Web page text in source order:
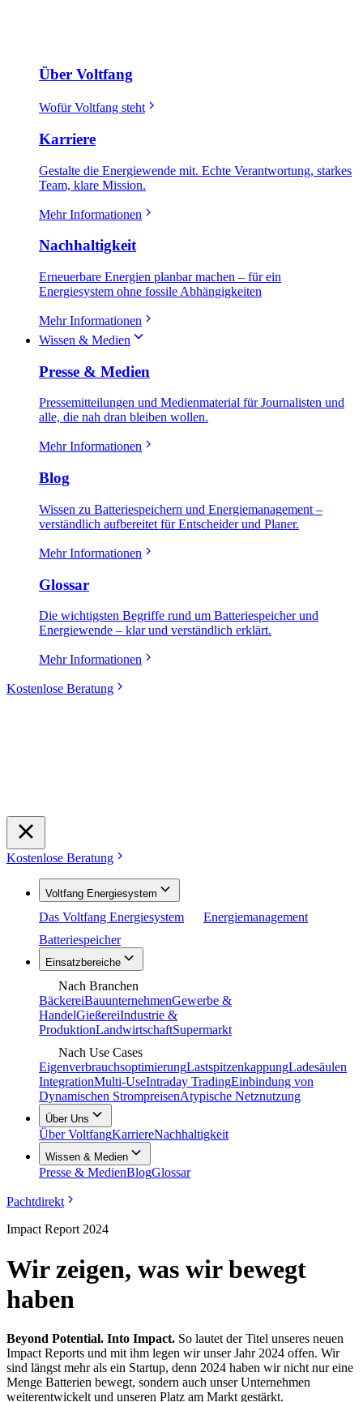
Über Voltfang
Wofür Voltfang steht
Karriere
Gestalte die Energiewende mit. Echte Verantwortung, starkes
Team, klare Mission.
Mehr Informationen
Nachhaltigkeit
Erneuerbare Energien planbar machen – für ein
Energiesystem ohne fossile Abhängigkeiten
Mehr Informationen
Wissen & Medien
Presse & Medien
Pressemitteilungen und Medienmaterial für Journalisten und
alle, die nah dran bleiben wollen.
Mehr Informationen
Blog
Wissen zu Batteriespeichern und Energiemanagement –
verständlich aufbereitet für Entscheider und Planer.
Mehr Informationen
Glossar
Die wichtigsten Begriffe rund um Batteriespeicher und
Energiewende – klar und verständlich erklärt.
Mehr Informationen
Kostenlose Beratung
Kostenlose Beratung
Voltfang Energiesystem
Das Voltfang Energiesystem
Energiemanagement
Batteriespeicher
Einsatzbereiche
Nach Branchen
BäckereiBauunternehmenGewerbe &
HandelGießereiIndustrie &
ProduktionLandwirtschaftSupermarkt
Nach Use Cases
EigenverbrauchsoptimierungLastspitzenkappungLadesäulen
IntegrationMulti-UseIntraday TradingEinbindung von
Dynamischen StrompreisenAtypische Netznutzung
Über Uns
Über VoltfangKarriereNachhaltigkeit
Wissen & Medien
Presse & MedienBlogGlossar
Pachtdirekt
Impact Report 2024
Wir zeigen, was wir bewegt
haben
Beyond Potential. Into Impact. So lautet der Titel unseres neuen
Impact Reports und mit ihm legen wir unser Jahr 2024 offen. Wir
sind längst mehr als ein Startup, denn 2024 haben wir nicht nur eine
Menge Batterien bewegt, sondern auch unser Unternehmen
weiterentwickelt und unseren Platz am Markt gestärkt.